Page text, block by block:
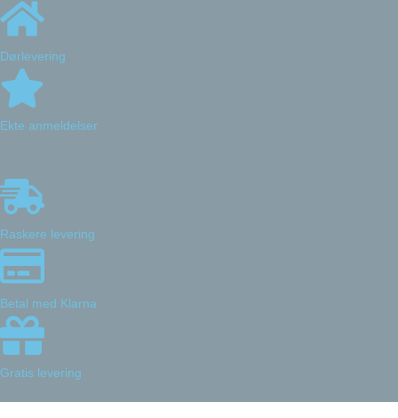
Dørlevering
Ekte anmeldelser
Raskere levering
Betal med Klarna
Gratis levering